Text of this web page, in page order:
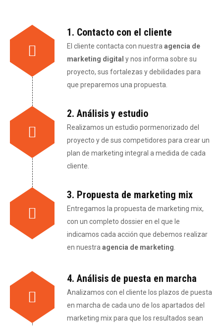
1. Contacto con el cliente
El cliente contacta con nuestra agencia de
marketing digital y nos informa sobre su
proyecto, sus fortalezas y debilidades para
que preparemos una propuesta.
2. Análisis y estudio
Realizamos un estudio pormenorizado del
proyecto y de sus competidores para crear un
plan de marketing integral a medida de cada
cliente.
3. Propuesta de marketing mix
Entregamos la propuesta de marketing mix,
con un completo dossier en el que le
indicamos cada acción que debemos realizar
en nuestra agencia de marketing
4. Análisis de puesta en marcha
Analizamos con el cliente los plazos de puesta
en marcha de cada uno de los apartados del
marketing mix para que los resultados sean